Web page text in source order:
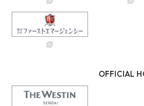
OFFICIAL